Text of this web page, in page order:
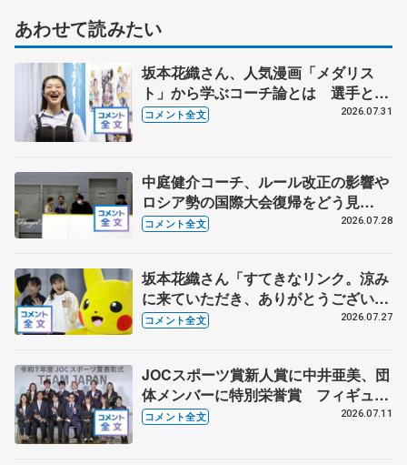
あわせて読みたい
坂本花織さん、人気漫画「メダリス
ト」から学ぶコーチ論とは 選手とし
て先頭でやってきて「後輩に受け継い
コメント全文 2026.07.31
中庭健介コーチ、ルール改正の影響や
ロシア勢の国際大会復帰をどう見
る？ 中井亜美の今後の４年間に向け
コメント全文 2026.07.28
坂本花織さん「すてきなリンク。涼み
に来ていただき、ありがとうございま
す」 シスメックスのリンク開場１周
コメント全文 2026.07.27
JOCスポーツ賞新人賞に中井亜美、団
体メンバーに特別栄誉賞 フィギュア
スケートに別のスポーツを組み合わせ
コメント全文 2026.07.11